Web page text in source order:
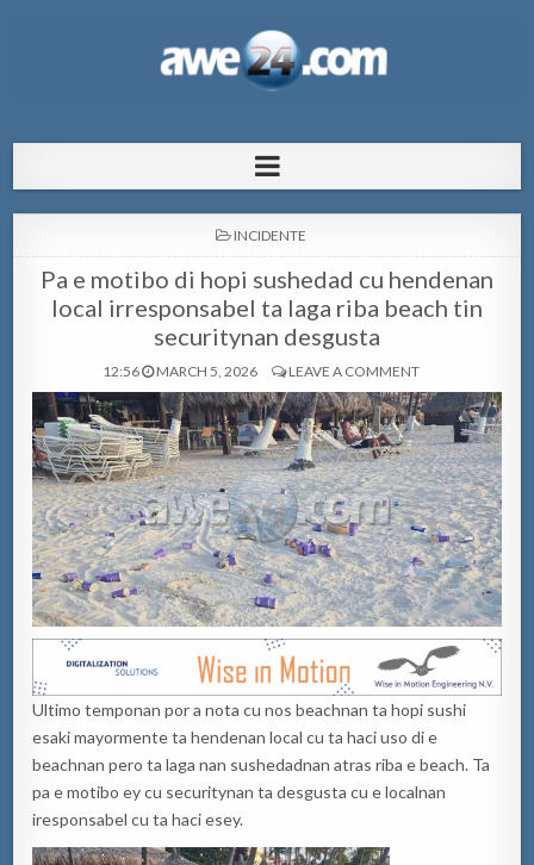
pa Aruba
POSTED
INCIDENTE
Pa e motibo di hopi sushedad cu hendenan
local irresponsabel ta laga riba beach tin
securitynan desgusta
12:56 MARCH 5, 2026 LEAVE A COMMENT
Ultimo temponan por a nota cu nos beachnan ta hopi sushi
esaki mayormente ta hendenan local cu ta haci uso di e
beachnan pero ta laga nan sushedadnan atras riba e beach. Ta
pa e motibo ey cu securitynan ta desgusta cu e localnan
iresponsabel cu ta haci esey.